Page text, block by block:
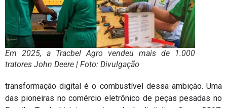
Em 2025, a Tracbel Agro vendeu mais de 1.000
tratores John Deere | Foto: Divulgação
transformação digital é o combustível dessa ambição. Uma
das pioneiras no comércio eletrônico de peças pesadas no